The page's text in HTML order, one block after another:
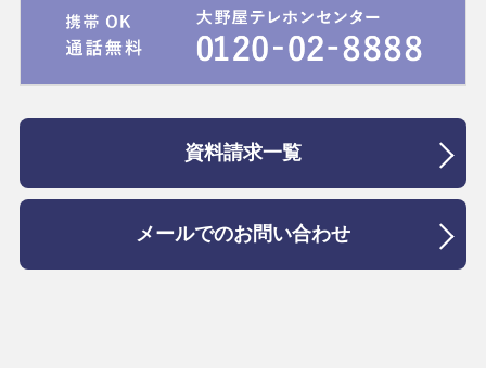
資料請求一覧
メールでのお問い合わせ